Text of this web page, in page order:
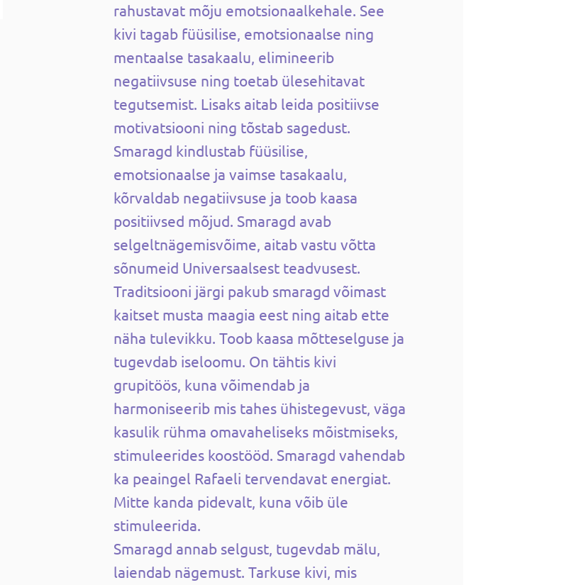
rahustavat mõju emotsionaalkehale. See
kivi tagab füüsilise, emotsionaalse ning
mentaalse tasakaalu, elimineerib
negatiivsuse ning toetab ülesehitavat
tegutsemist. Lisaks aitab leida positiivse
motivatsiooni ning tõstab sagedust.
Smaragd kindlustab füüsilise,
emotsionaalse ja vaimse tasakaalu,
kõrvaldab negatiivsuse ja toob kaasa
positiivsed mõjud. Smaragd avab
selgeltnägemisvõime, aitab vastu võtta
sõnumeid Universaalsest teadvusest.
Traditsiooni järgi pakub smaragd võimast
kaitset musta maagia eest ning aitab ette
näha tulevikku. Toob kaasa mõtteselguse ja
tugevdab iseloomu. On tähtis kivi
grupitöös, kuna võimendab ja
harmoniseerib mis tahes ühistegevust, väga
kasulik rühma omavaheliseks mõistmiseks,
stimuleerides koostööd. Smaragd vahendab
ka peaingel Rafaeli tervendavat energiat.
Mitte kanda pidevalt, kuna võib üle
stimuleerida.
Smaragd annab selgust, tugevdab mälu,
laiendab nägemust. Tarkuse kivi, mis